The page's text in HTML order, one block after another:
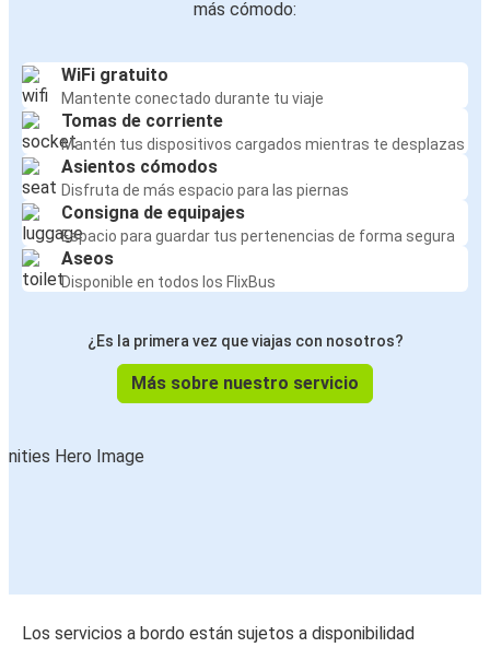
más cómodo:
WiFi gratuito
Mantente conectado durante tu viaje
Tomas de corriente
Mantén tus dispositivos cargados mientras te desplazas
Asientos cómodos
Disfruta de más espacio para las piernas
Consigna de equipajes
Espacio para guardar tus pertenencias de forma segura
Aseos
Disponible en todos los FlixBus
¿Es la primera vez que viajas con nosotros?
Más sobre nuestro servicio
Los servicios a bordo están sujetos a disponibilidad